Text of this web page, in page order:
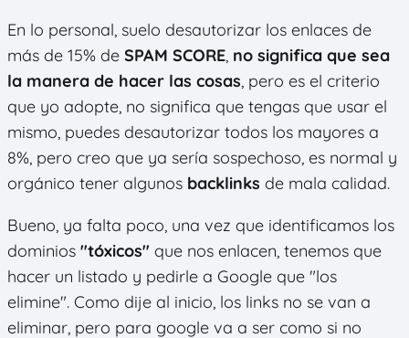
En lo personal, suelo desautorizar los enlaces de
más de 15% de SPAM SCORE, no significa que sea
la manera de hacer las cosas, pero es el criterio
que yo adopte, no significa que tengas que usar el
mismo, puedes desautorizar todos los mayores a
8%, pero creo que ya sería sospechoso, es normal y
orgánico tener algunos backlinks de mala calidad.
Bueno, ya falta poco, una vez que identificamos los
dominios "tóxicos" que nos enlacen, tenemos que
hacer un listado y pedirle a Google que "los
elimine". Como dije al inicio, los links no se van a
eliminar, pero para google va a ser como si no